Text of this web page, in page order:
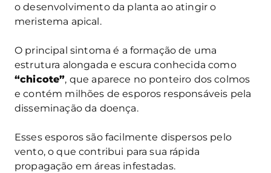
o desenvolvimento da planta ao atingir o
meristema apical.
O principal sintoma é a formação de uma
estrutura alongada e escura conhecida como
“chicote”, que aparece no ponteiro dos colmos
e contém milhões de esporos responsáveis pela
disseminação da doença.
Esses esporos são facilmente dispersos pelo
vento, o que contribui para sua rápida
propagação em áreas infestadas.